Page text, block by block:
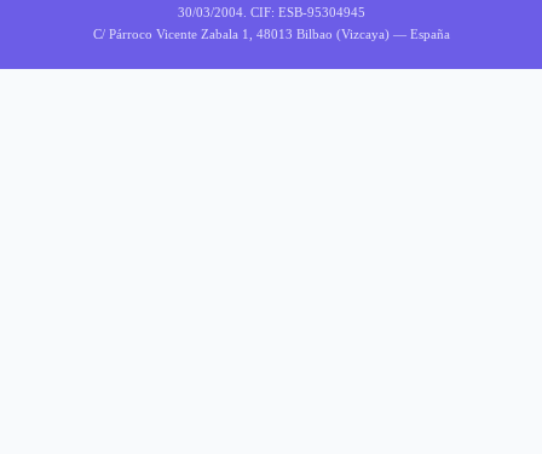
30/03/2004. CIF: ESB-95304945
C/ Párroco Vicente Zabala 1, 48013 Bilbao (Vizcaya) — España